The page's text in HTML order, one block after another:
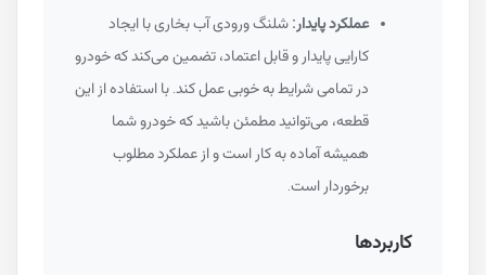
عملکرد پایدار:شلنگ ورودی آب بخاری با ایجاد
کارایی پایدار و قابل اعتماد، تضمین می‌کند که خودرو
در تمامی شرایط به خوبی عمل کند. با استفاده از این
قطعه، می‌توانید مطمئن باشید که خودرو شما
همیشه آماده به کار است و از عملکرد مطلوب
برخوردار است.
کاربردها